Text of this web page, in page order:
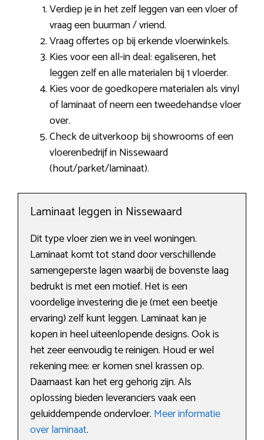
Verdiep je in het zelf leggen van een vloer of
vraag een buurman / vriend.
Vraag offertes op bij erkende vloerwinkels.
Kies voor een all-in deal: egaliseren, het
leggen zelf en alle materialen bij 1 vloerder.
Kies voor de goedkopere materialen als vinyl
of laminaat of neem een tweedehandse vloer
over.
Check de uitverkoop bij showrooms of een
vloerenbedrijf in Nissewaard
(hout/parket/laminaat).
Laminaat leggen in Nissewaard
Dit type vloer zien we in veel woningen.
Laminaat komt tot stand door verschillende
samengeperste lagen waarbij de bovenste laag
bedrukt is met een motief. Het is een
voordelige investering die je (met een beetje
ervaring) zelf kunt leggen. Laminaat kan je
kopen in heel uiteenlopende designs. Ook is
het zeer eenvoudig te reinigen. Houd er wel
rekening mee: er komen snel krassen op.
Daarnaast kan het erg gehorig zijn. Als
oplossing bieden leveranciers vaak een
geluiddempende ondervloer. Meer informatie
over laminaat.